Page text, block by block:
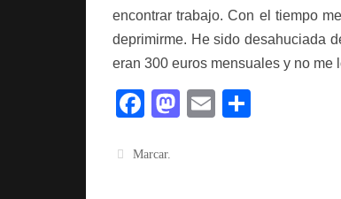
encontrar trabajo. Con el tiempo
deprimirme. He sido desahuciada
eran 300 euros mensuales y no me
Fa
bo
M
E
Marcar.